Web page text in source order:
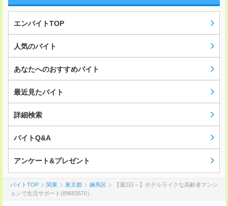
エンバイトTOP
人気のバイト
あなたへのおすすめバイト
最近見たバイト
詳細検索
バイトQ&A
アンケート&プレゼント
バイトTOP 関東 東京都 練馬区
【週2日～】ホテルライクな高齢者マンシ
ョンで生活サポート(89683570）